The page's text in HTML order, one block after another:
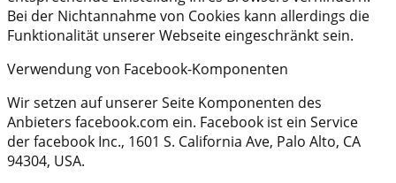
Bei der Nichtannahme von Cookies kann allerdings die
Funktionalität unserer Webseite eingeschränkt sein.
Verwendung von Facebook-Komponenten
Wir setzen auf unserer Seite Komponenten des
Anbieters facebook.com ein. Facebook ist ein Service
der facebook Inc., 1601 S. California Ave, Palo Alto, CA
94304, USA.